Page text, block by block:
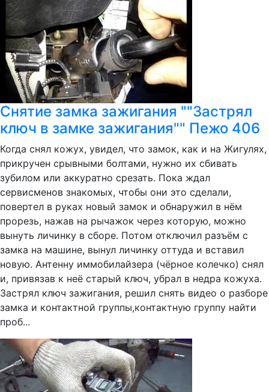
Снятие замка зажигания ""Застрял
ключ в замке зажигания"" Пежо 406
Когда снял кожух, увидел, что замок, как и на Жигулях,
прикручен срывными болтами, нужно их сбивать
зубилом или аккуратно срезать. Пока ждал
сервисменов знакомых, чтобы они это сделали,
повертел в руках новый замок и обнаружил в нём
прорезь, нажав на рычажок через которую, можно
вынуть личинку в сборе. Потом отключил разъём с
замка на машине, вынул личинку оттуда и вставил
новую. Антенну иммобилайзера (чёрное колечко) снял
и, привязав к неё старый ключ, убрал в недра кожуха.
Застрял ключ зажигания, решил снять видео о разборе
замка и контактной группы,контактную группу найти
проб...